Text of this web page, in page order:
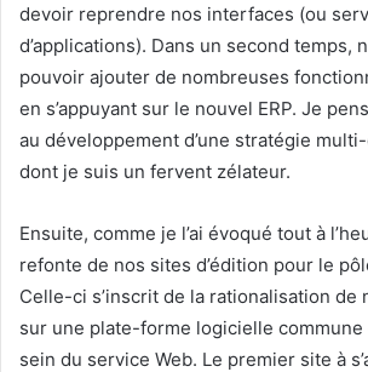
devoir reprendre nos interfaces (ou
d’applications). Dans un second temps,
pouvoir ajouter de nombreuses
en s’appuyant sur le nouvel ERP. Je
au développement d’une stratégie
dont je suis un fervent zélateur.
Ensuite, comme je l’ai évoqué tout à
refonte de nos sites d’édition pour le
Celle-ci s’inscrit de la rationalisation de
sur une plate-forme logicielle commune
sein du service Web. Le premier site à